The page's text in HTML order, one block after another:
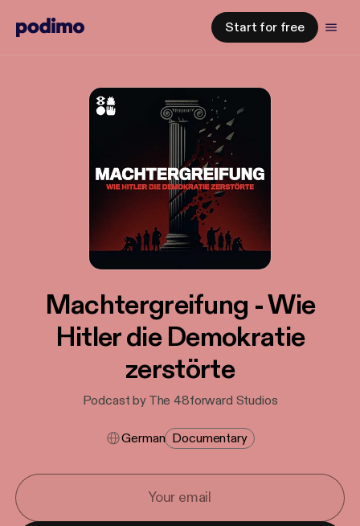
Start for free
Machtergreifung - Wie
Hitler die Demokratie
zerstörte
Podcast by The 48forward Studios
German Documentary